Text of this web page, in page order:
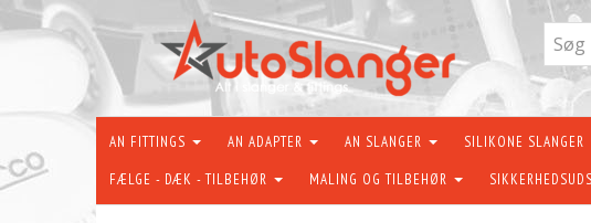
AN FITTINGS AN ADAPTER AN SLANGER SILIKONE SLANGER
FÆLGE - DÆK - TILBEHØR MALING OG TILBEHØR